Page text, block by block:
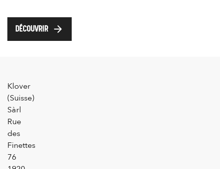
DÉCOUVRIR arrow_forward
Klover
(Suisse)
Sàrl
Rue
des
Finettes
76